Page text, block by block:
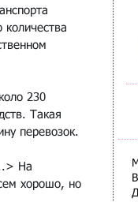
количества
230
Такая
перевозок.
На
хорошо, но